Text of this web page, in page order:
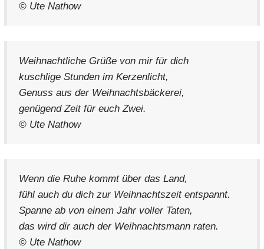
© Ute Nathow
Weihnachtliche Grüße von mir für dich
kuschlige Stunden im Kerzenlicht,
Genuss aus der Weihnachtsbäckerei,
genügend Zeit für euch Zwei.
© Ute Nathow
Wenn die Ruhe kommt über das Land,
fühl auch du dich zur Weihnachtszeit entspannt.
Spanne ab von einem Jahr voller Taten,
das wird dir auch der Weihnachtsmann raten.
© Ute Nathow